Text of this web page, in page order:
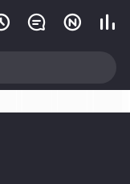
  